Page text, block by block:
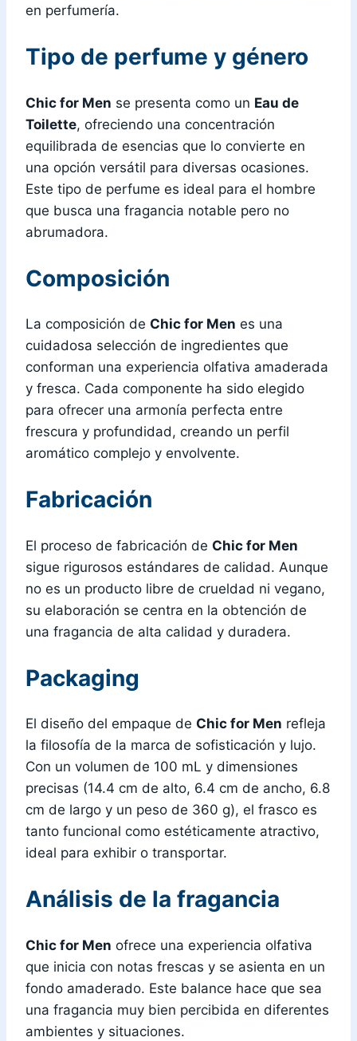
en perfumería.
Tipo de perfume y género
Chic for Men se presenta como un Eau de
Toilette, ofreciendo una concentración
equilibrada de esencias que lo convierte en
una opción versátil para diversas ocasiones.
Este tipo de perfume es ideal para el hombre
que busca una fragancia notable pero no
abrumadora.
Composición
La composición de Chic for Men es una
cuidadosa selección de ingredientes que
conforman una experiencia olfativa amaderada
y fresca. Cada componente ha sido elegido
para ofrecer una armonía perfecta entre
frescura y profundidad, creando un perfil
aromático complejo y envolvente.
Fabricación
El proceso de fabricación de Chic for Men
sigue rigurosos estándares de calidad. Aunque
no es un producto libre de crueldad ni vegano,
su elaboración se centra en la obtención de
una fragancia de alta calidad y duradera.
Packaging
El diseño del empaque de Chic for Men refleja
la filosofía de la marca de sofisticación y lujo.
Con un volumen de 100 mL y dimensiones
precisas (14.4 cm de alto, 6.4 cm de ancho, 6.8
cm de largo y un peso de 360 g), el frasco es
tanto funcional como estéticamente atractivo,
ideal para exhibir o transportar.
Análisis de la fragancia
Chic for Men ofrece una experiencia olfativa
que inicia con notas frescas y se asienta en un
fondo amaderado. Este balance hace que sea
una fragancia muy bien percibida en diferentes
ambientes y situaciones.